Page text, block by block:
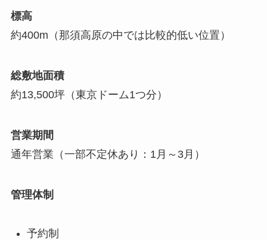
標高
約400m（那須高原の中では比較的低い位置）
総敷地面積
約13,500坪（東京ドーム1つ分）
営業期間
通年営業（一部不定休あり：1月～3月）
管理体制
予約制